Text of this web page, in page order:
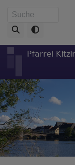
zum
Inhalt
Suche
Pfarrei